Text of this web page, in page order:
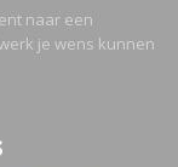
naar een
je wens kunnen